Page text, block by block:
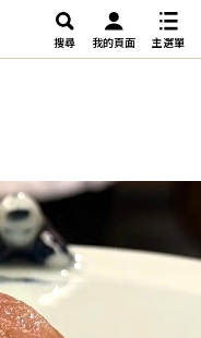
搜尋 我的頁面 主選單